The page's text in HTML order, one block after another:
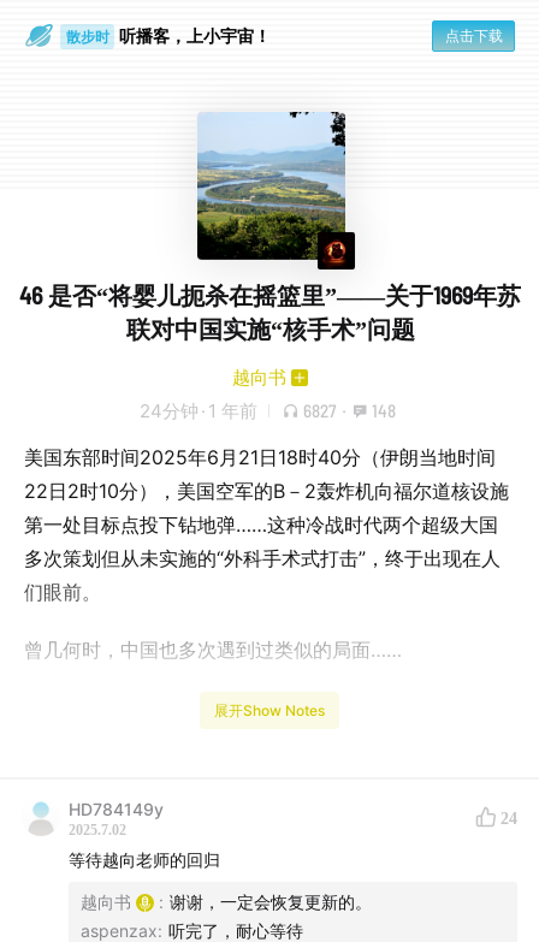
散步时 听播客，上小宇宙！ 点击下载
46 是否“将婴儿扼杀在摇篮里”——关于1969年苏
联对中国实施“核手术”问题
越向书
24分钟 · 1 年前 6827 · 148
美国东部时间2025年6月21日18时40分（伊朗当地时间
22日2时10分），美国空军的B－2轰炸机向福尔道核设施
第一处目标点投下钻地弹……这种冷战时代两个超级大国
多次策划但从未实施的“外科手术式打击”，终于出现在人
们眼前。
曾几何时，中国也多次遇到过类似的局面……
本期节目引介了冷战史专家李丹慧教授的作品《关于1969
么苏联有何意图？当时美国的角色到底是什么？
时点注释：
1969年3月末4月初柯西金女婿访美与7月意共领导
展开Show Notes
HD784149y
2025.7.02
24
等待越向老师的回归
越向书 : 谢谢，一定会恢复更新的。
aspenzax: 听完了，耐心等待